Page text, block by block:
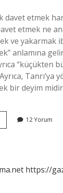
davet etmek
etmek ne
ve yakarmak
anlamına
“küçükten
bir deyim
Çağırmak 12 Yorum
https://